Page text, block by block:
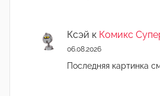
Ксэй к Комикс
06.08.2026
Последняя картинка